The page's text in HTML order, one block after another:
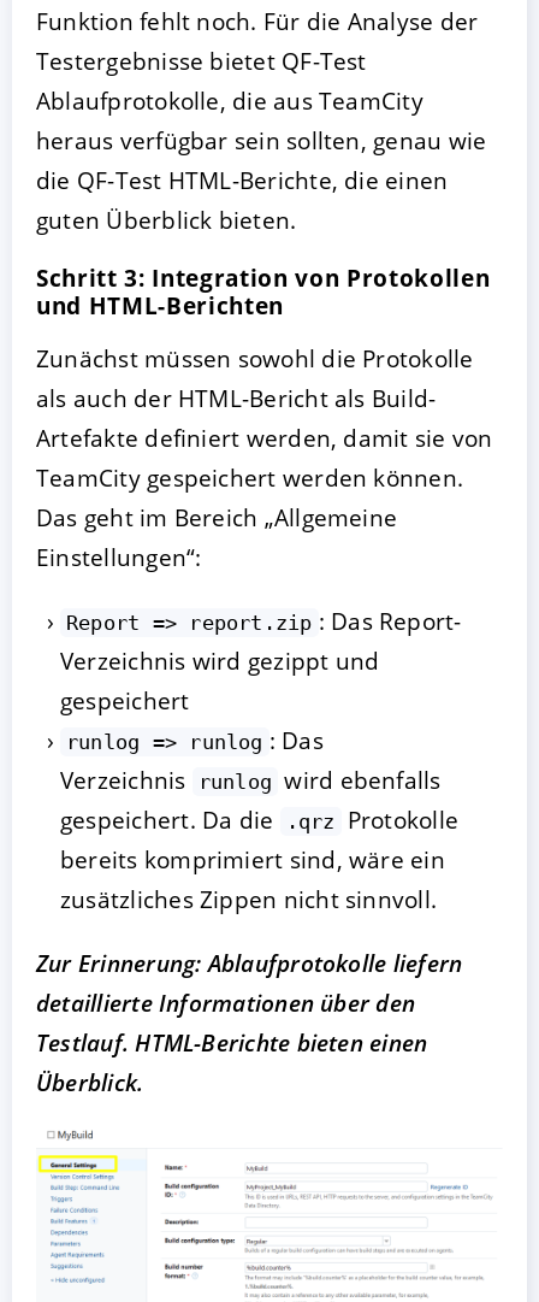
Funktion fehlt noch. Für die Analyse der
Testergebnisse bietet QF-Test
Ablaufprotokolle, die aus TeamCity
heraus verfügbar sein sollten, genau wie
die QF-Test HTML-Berichte, die einen
guten Überblick bieten.
Schritt 3: Integration von Protokollen
und HTML-Berichten
Zunächst müssen sowohl die Protokolle
als auch der HTML-Bericht als Build-
Artefakte definiert werden, damit sie von
TeamCity gespeichert werden können.
Das geht im Bereich „Allgemeine
Einstellungen“:
Report => report.zip : Das Report-
Verzeichnis wird gezippt und
gespeichert
runlog => runlog : Das
Verzeichnis
runlog wird ebenfalls
gespeichert. Da die
.qrz
Protokolle
bereits komprimiert sind, wäre ein
zusätzliches Zippen nicht sinnvoll.
Zur Erinnerung: Ablaufprotokolle liefern
detaillierte Informationen über den
Testlauf. HTML-Berichte bieten einen
Überblick.